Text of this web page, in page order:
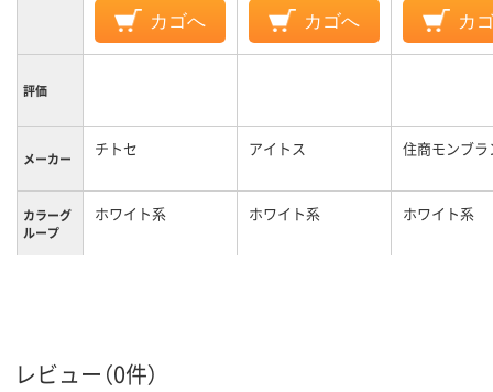
カゴへ カゴへ カ
評価
メーカー チトセ アイトス 住商モンブラ
カラーグ
ループ
ホワイト系 ホワイト系 ホワイト系
レビュー（0件）